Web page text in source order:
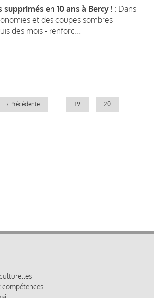
supprimés en 10 ans à Bercy ! : Dans
et des coupes sombres
des mois - renforc...
Page
‹ Précédente Page
19 Page
20
compétences